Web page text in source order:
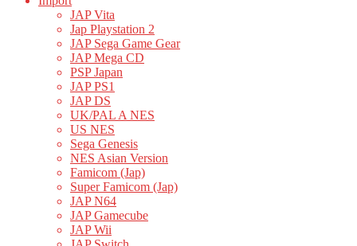
JAP Vita
Jap Playstation 2
JAP Sega Game Gear
JAP Mega CD
PSP Japan
JAP PS1
JAP DS
UK/PAL A NES
US NES
Sega Genesis
NES Asian Version
Famicom (Jap)
Super Famicom (Jap)
JAP N64
JAP Gamecube
JAP Wii